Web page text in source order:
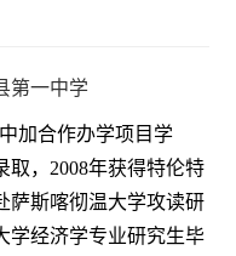
第一中学
加合作办学项目学
取，2008年获得特伦特
萨斯喀彻温大学攻读研
学经济学专业研究生毕